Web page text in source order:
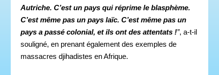
Autriche. C’est un pays qui réprime le blasphème.
C’est même pas un pays laïc. C’est même pas un
pays a passé colonial, et ils ont des attentats !”, a-t-il
souligné, en prenant également des exemples de
massacres djihadistes en Afrique.